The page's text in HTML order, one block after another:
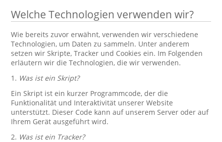
Welche Technologien verwenden wir?
Wie bereits zuvor erwähnt, verwenden wir verschiedene
Technologien, um Daten zu sammeln. Unter anderem
setzen wir Skripte, Tracker und Cookies ein. Im Folgenden
erläutern wir die Technologien, die wir verwenden.
1. Was ist ein Skript?
Ein Skript ist ein kurzer Programmcode, der die
Funktionalität und Interaktivität unserer Website
unterstützt. Dieser Code kann auf unserem Server oder auf
Ihrem Gerät ausgeführt wird.
2. Was ist ein Tracker?